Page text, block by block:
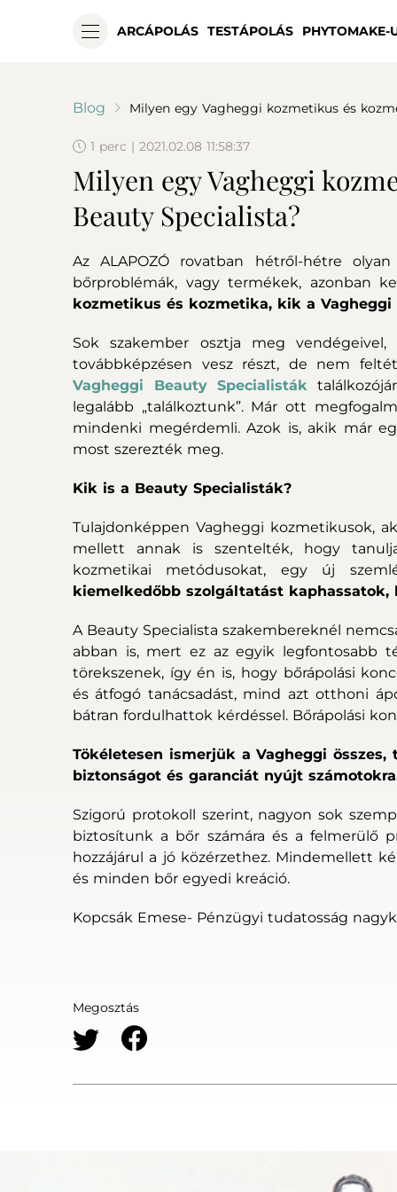
ARCÁPOLÁS TESTÁPOLÁS PHYTOMAKE-
Blog Milyen egy Vagheggi kozmetikus és
1 perc | 2021.02.08 11:58:37
Milyen egy Vagheggi
Beauty Specialista?
Az ALAPOZÓ rovatban hétről-hétre
bőrproblémák, vagy termékek, azonban
kozmetikus és kozmetika, kik a
Sok szakember osztja meg
továbbképzésen vesz részt, de nem
Vagheggi Beauty Specialisták
legalább „találkoztunk”. Már ott
mindenki megérdemli. Azok is, akik már
most szerezték meg.
Kik is a Beauty Specialisták?
Tulajdonképpen Vagheggi kozmetikusok,
mellett annak is szentelték, hogy
kozmetikai metódusokat, egy új
kiemelkedőbb szolgáltatást kaphassatok,
A Beauty Specialista szakembereknél
abban is, mert ez az egyik legfontosabb
törekszenek, így én is, hogy bőrápolási
és átfogó tanácsadást, mind azt otthoni
bátran fordulhattok kérdéssel. Bőrápolási
Tökéletesen ismerjük a Vagheggi
biztonságot és garanciát nyújt
Szigorú protokoll szerint, nagyon sok
biztosítunk a bőr számára és a felmerülő
hozzájárul a jó közérzethez. Mindemellett
és minden bőr egyedi kreáció.
Kopcsák Emese- Pénzügyi tudatosság
Megosztás